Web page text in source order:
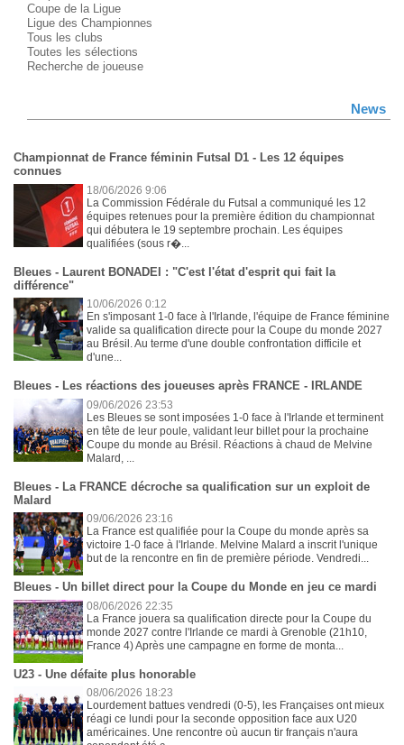
Coupe de la Ligue
Ligue des Championnes
Tous les clubs
Toutes les sélections
Recherche de joueuse
News
Championnat de France féminin Futsal D1 - Les 12 équipes
connues
18/06/2026 9:06
La Commission Fédérale du Futsal a communiqué les 12
équipes retenues pour la première édition du championnat
qui débutera le 19 septembre prochain. Les équipes
qualifiées (sous r�...
Bleues - Laurent BONADEI : "C'est l'état d'esprit qui fait la
différence"
10/06/2026 0:12
En s'imposant 1-0 face à l'Irlande, l'équipe de France féminine
valide sa qualification directe pour la Coupe du monde 2027
au Brésil. Au terme d'une double confrontation difficile et
d'une...
Bleues - Les réactions des joueuses après FRANCE - IRLANDE
09/06/2026 23:53
Les Bleues se sont imposées 1-0 face à l'Irlande et terminent
en tête de leur poule, validant leur billet pour la prochaine
Coupe du monde au Brésil. Réactions à chaud de Melvine
Malard, ...
Bleues - La FRANCE décroche sa qualification sur un exploit de
Malard
09/06/2026 23:16
La France est qualifiée pour la Coupe du monde après sa
victoire 1-0 face à l'Irlande. Melvine Malard a inscrit l'unique
but de la rencontre en fin de première période. Vendredi...
Bleues - Un billet direct pour la Coupe du Monde en jeu ce mardi
08/06/2026 22:35
La France jouera sa qualification directe pour la Coupe du
monde 2027 contre l'Irlande ce mardi à Grenoble (21h10,
France 4) Après une campagne en forme de monta...
U23 - Une défaite plus honorable
08/06/2026 18:23
Lourdement battues vendredi (0-5), les Françaises ont mieux
réagi ce lundi pour la seconde opposition face aux U20
américaines. Une rencontre où aucun tir français n'aura